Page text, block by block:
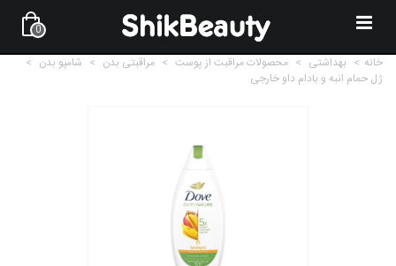
0
خانه > بهداشتی > محصولات مراقبت از پوست > مراقبتی بدن > شامپو بدن >
ژل حمام انبه و بادام داو خارجی